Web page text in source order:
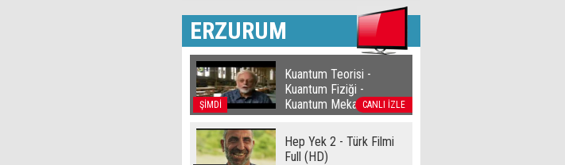
ERZURUM
ŞİMDİ CANLI İZLE
Kuantum Teorisi -
Kuantum Fiziği -
Kuantum Mekaniği
Hep Yek 2 - Türk Filmi
Full (HD)